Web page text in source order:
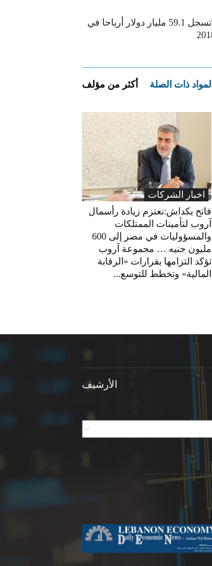
البنوك الأمريكية تسجل 59.1 مليار دولار أرباحا في
المواد ذات الصلة أكثر من مؤلف
اخبار الشركات
فاتح بكداش:نعتزم زيادة رأسمال
آروب لتأمينات الممتلكات
والمسؤوليات في مصر إلى 600
مليون جنيه … مجموعة آروب
تؤكد التزامها بقرارات «الرقابة
المالية» وتخطط للتوسع...
الأرشيف